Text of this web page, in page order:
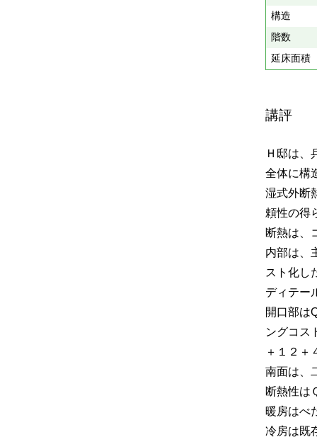
構造
階数
延床面積
講評
Ｈ邸は、
全体に構
湿式外断
頼性の得
断熱は、
内部は、
スト化し
ディテー
開口部は
ングコス
＋１２＋
南面は、
断熱性は
暖房はべ
冷房は既